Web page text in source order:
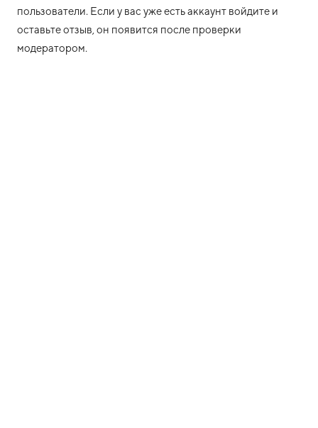
пользователи. Если у вас уже есть аккаунт войдите и
оставьте отзыв, он появится после проверки
модератором.